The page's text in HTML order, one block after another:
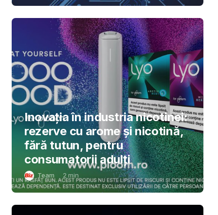
Inovația în industria nicotinei:
rezerve cu arome și nicotină,
fără tutun, pentru
consumatorii adulți
Team 2 min